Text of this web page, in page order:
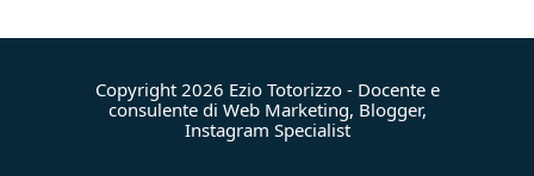
Copyright 2026 Ezio Totorizzo - Docente e
consulente di Web Marketing, Blogger,
Instagram Specialist